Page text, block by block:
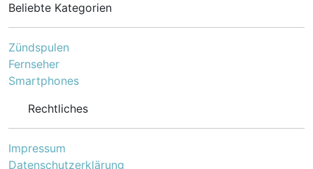
Beliebte Kategorien
Zündspulen
Fernseher
Smartphones
Rechtliches
Impressum
Datenschutzerklärung